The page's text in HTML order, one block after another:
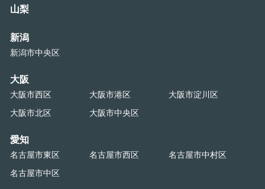
山梨
新潟
新潟市中央区
大阪
大阪市西区 大阪市港区
大阪市淀川区
大阪市北区
大阪市中央区
愛知
名古屋市東区 名古屋市西区
名古屋市中村区
名古屋市中区